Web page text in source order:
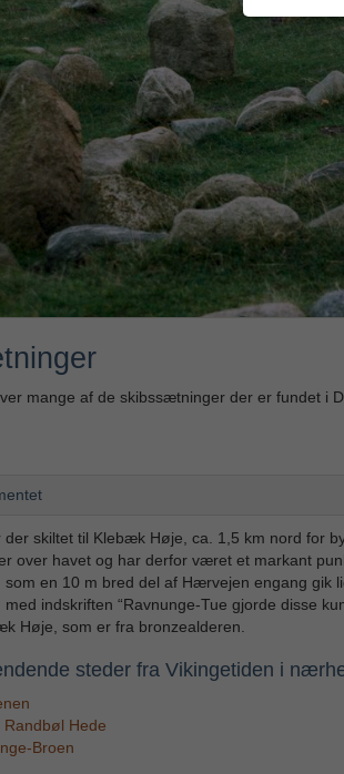
mange af de skibssætninger der er fundet i
skiltet til Klebæk Høje, ca. 1,5 km nord for
over havet og har derfor været et markant
en 10 m bred del af Hærvejen engang gik
indskriften “Ravnunge-Tue gjorde disse
Høje, som er fra bronzealderen.
steder fra Vikingetiden i
Randbøl Hede
Broen